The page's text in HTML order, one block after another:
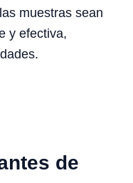
muestras sean
y efectiva,
de